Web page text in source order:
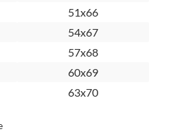
51x66
54x67
57x68
60x69
63x70